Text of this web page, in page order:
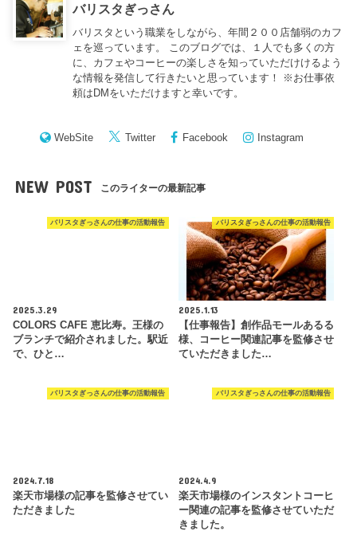
バリスタぎっさん
バリスタという職業をしながら、年間２００店舗弱のカフ
ェを巡っています。 このブログでは、１人でも多くの方
に、カフェやコーヒーの楽しさを知っていただけけるよう
な情報を発信して行きたいと思っています！ ※お仕事依
頼はDMをいただけますと幸いです。
WebSite Twitter Facebook Instagram
NEW POST このライターの最新記事
バリスタぎっさんの仕事の活動報告
2025.3.29
COLORS CAFE 恵比寿。王様の
ブランチで紹介されました。駅近
で、ひと…
バリスタぎっさんの仕事の活動報告
2025.1.13
【仕事報告】創作品モールあるる
様、コーヒー関連記事を監修させ
ていただきました…
バリスタぎっさんの仕事の活動報告
2024.7.18
楽天市場様の記事を監修させてい
ただきました
バリスタぎっさんの仕事の活動報告
2024.4.9
楽天市場様のインスタントコーヒ
ー関連の記事を監修させていただ
きました。